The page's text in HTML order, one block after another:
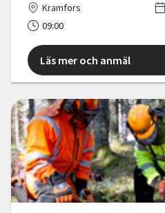
Kramfors
09:00
Läs mer och anmäl